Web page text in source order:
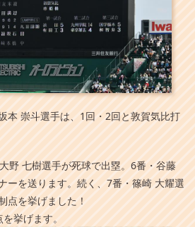
本 崇斗選手は、1回・2回と敦賀気比打
野 七樹選手が死球で出塁。6番・谷藤
ーを送ります。続く、7番・篠崎 大耀選
点を挙げました！
挙げます。